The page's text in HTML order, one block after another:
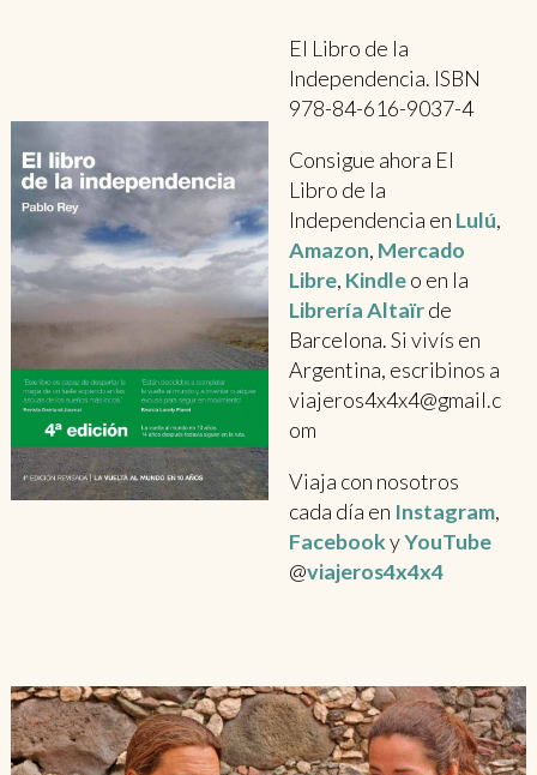
El Libro de la
Independencia. ISBN
978-84-616-9037-4
Consigue ahora El
Libro de la
Independencia en Lulú,
Amazon, Mercado
Libre, Kindleo en la
Librería Altaïrde
Barcelona. Si vivís en
Argentina, escribinos a
viajeros4x4x4@gmail.c
om
Viaja con nosotros
cada día en Instagram,
FacebookyYouTube
@viajeros4x4x4